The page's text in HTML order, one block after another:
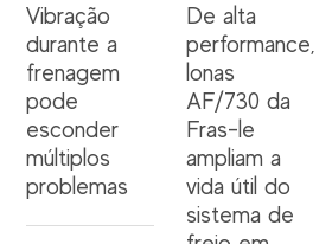
Vibração
durante a
frenagem
pode
esconder
múltiplos
problemas
De alta
performance,
lonas
AF/730 da
Fras-le
ampliam a
vida útil do
sistema de